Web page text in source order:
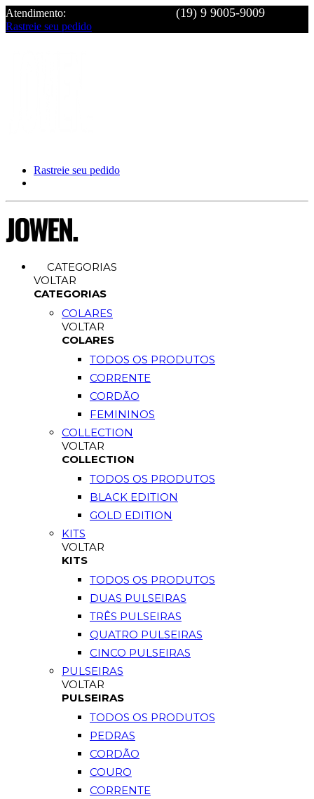
Atendimento:
Rastreie seu pedido
Rastreie seu pedido
CATEGORIAS
VOLTAR
CATEGORIAS
COLARES
VOLTAR
COLARES
TODOS OS PRODUTOS
CORRENTE
CORDÃO
FEMININOS
COLLECTION
VOLTAR
COLLECTION
TODOS OS PRODUTOS
BLACK EDITION
GOLD EDITION
KITS
VOLTAR
KITS
TODOS OS PRODUTOS
DUAS PULSEIRAS
TRÊS PULSEIRAS
QUATRO PULSEIRAS
CINCO PULSEIRAS
PULSEIRAS
VOLTAR
PULSEIRAS
TODOS OS PRODUTOS
PEDRAS
CORDÃO
COURO
CORRENTE